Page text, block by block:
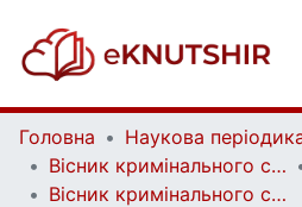
Головна
Вісник кримінального судочинства | Herald of criminal justice
Вісник кримінального судочинства. № 1-2